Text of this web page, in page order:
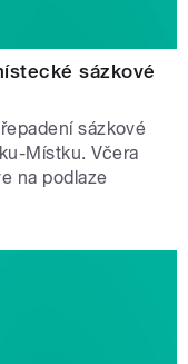
sázkové
sázkové
Místku. Včera
na podlaze